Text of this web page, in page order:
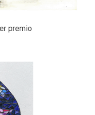
premio